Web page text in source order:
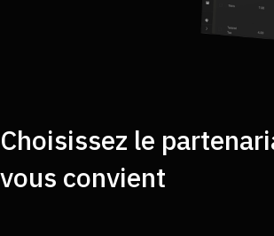
Choisissez le
vous convient